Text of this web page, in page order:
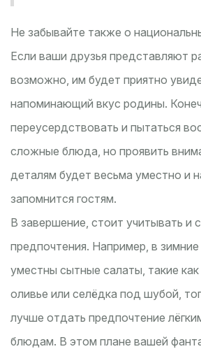
Не забывайте также о
Если ваши друзья представляют
возможно, им будет приятно
напоминающий вкус родины.
переусердствовать и пытаться
сложные блюда, но проявить
деталям будет весьма уместно и
запомнится гостям.
В завершение, стоит учитывать и
предпочтения. Например, в
уместны сытные салаты, такие
оливье или селёдка под шубой,
лучше отдать предпочтение
блюдам. В этом плане вашей